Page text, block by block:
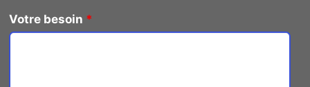
Votre besoin *